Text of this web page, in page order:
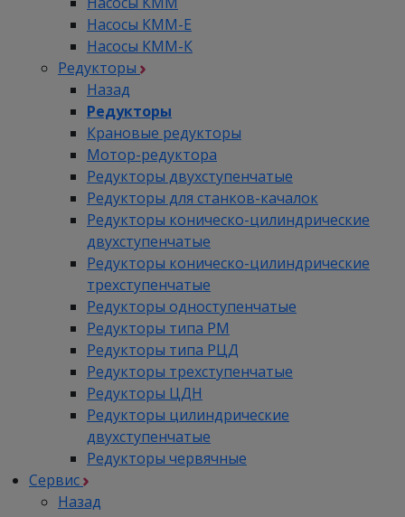
Насосы КММ-Е
Насосы КММ-К
Редукторы
Назад
Редукторы
Крановые редукторы
Мотор-редуктора
Редукторы двухступенчатые
Редукторы для станков-качалок
Редукторы коническо-цилиндрические
двухступенчатые
Редукторы коническо-цилиндрические
трехступенчатые
Редукторы одноступенчатые
Редукторы типа РМ
Редукторы типа РЦД
Редукторы трехступенчатые
Редукторы ЦДН
Редукторы цилиндрические
двухступенчатые
Редукторы червячные
Сервис
Назад